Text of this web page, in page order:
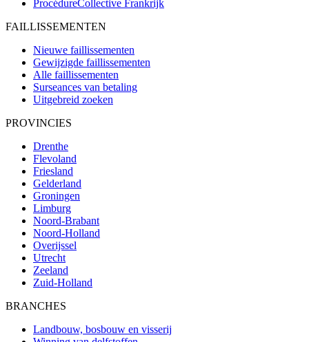
ProcédureCollective Frankrijk
FAILLISSEMENTEN
Nieuwe faillissementen
Gewijzigde faillissementen
Alle faillissementen
Surseances van betaling
Uitgebreid zoeken
PROVINCIES
Drenthe
Flevoland
Friesland
Gelderland
Groningen
Limburg
Noord-Brabant
Noord-Holland
Overijssel
Utrecht
Zeeland
Zuid-Holland
BRANCHES
Landbouw, bosbouw en visserij